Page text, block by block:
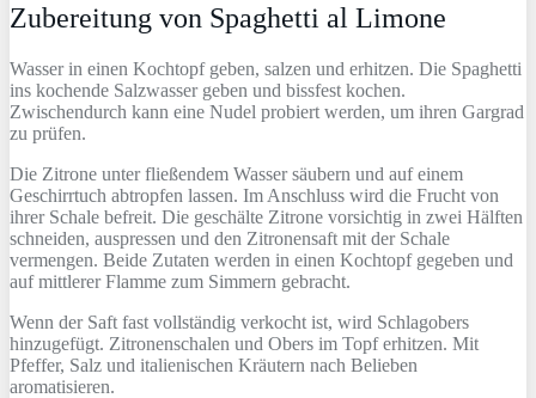
Zubereitung von Spaghetti al Limone
Wasser in einen Kochtopf geben, salzen und erhitzen. Die Spaghetti
ins kochende Salzwasser geben und bissfest kochen.
Zwischendurch kann eine Nudel probiert werden, um ihren Gargrad
zu prüfen.
Die Zitrone unter fließendem Wasser säubern und auf einem
Geschirrtuch abtropfen lassen. Im Anschluss wird die Frucht von
ihrer Schale befreit. Die geschälte Zitrone vorsichtig in zwei Hälften
schneiden, auspressen und den Zitronensaft mit der Schale
vermengen. Beide Zutaten werden in einen Kochtopf gegeben und
auf mittlerer Flamme zum Simmern gebracht.
Wenn der Saft fast vollständig verkocht ist, wird Schlagobers
hinzugefügt. Zitronenschalen und Obers im Topf erhitzen. Mit
Pfeffer, Salz und italienischen Kräutern nach Belieben
aromatisieren.